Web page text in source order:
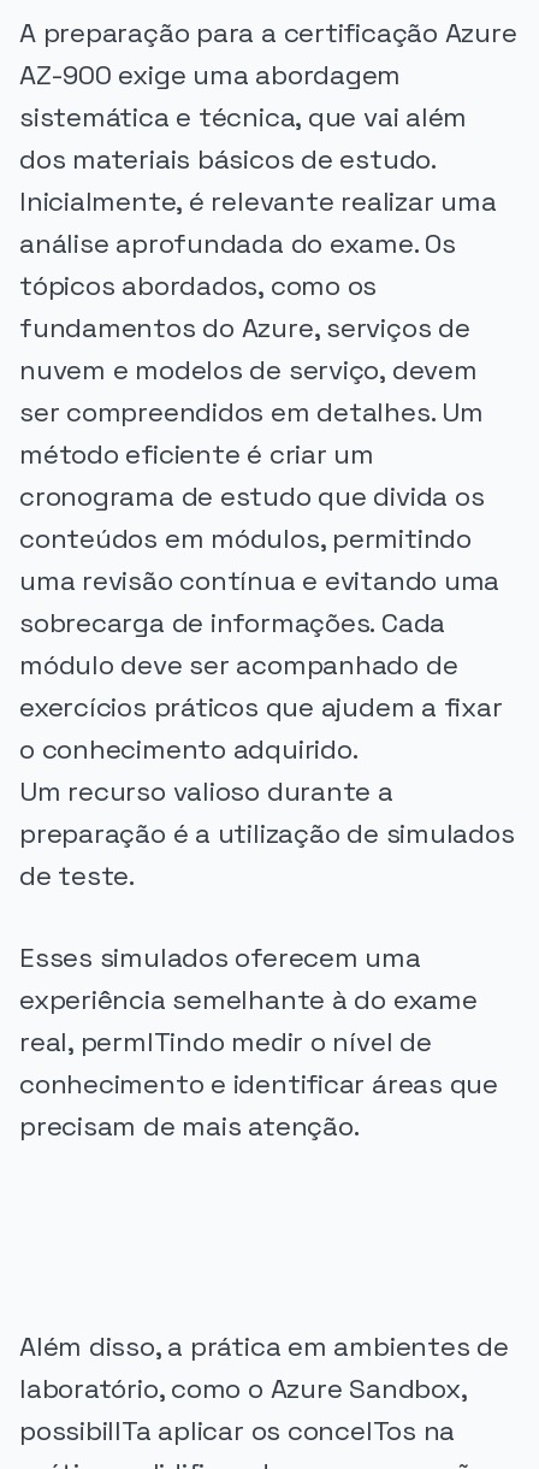
A preparação para a certificação Azure
AZ-900 exige uma abordagem
sistemática e técnica, que vai além
dos materiais básicos de estudo.
Inicialmente, é relevante realizar uma
análise aprofundada do exame. Os
tópicos abordados, como os
fundamentos do Azure, serviços de
nuvem e modelos de serviço, devem
ser compreendidos em detalhes. Um
método eficiente é criar um
cronograma de estudo que divida os
conteúdos em módulos, permitindo
uma revisão contínua e evitando uma
sobrecarga de informações. Cada
módulo deve ser acompanhado de
exercícios práticos que ajudem a fixar
o conhecimento adquirido.
Um recurso valioso durante a
preparação é a utilização de simulados
de teste.
Esses simulados oferecem uma
experiência semelhante à do exame
real, permITindo medir o nível de
conhecimento e identificar áreas que
precisam de mais atenção.
Além disso, a prática em ambientes de
laboratório, como o Azure Sandbox,
possibilITa aplicar os conceITos na